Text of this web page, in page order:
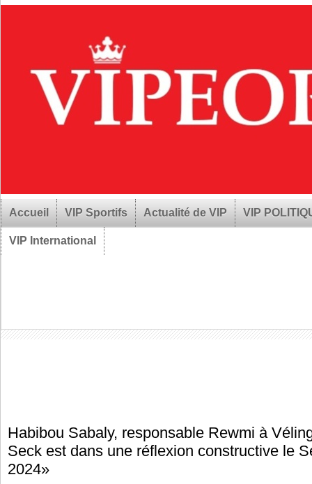
Accueil VIP Sportifs Actualité de VIP VIP
VIP International
Habibou Sabaly, responsable Rewmi à
Seck est dans une réflexion constructive le
2024»